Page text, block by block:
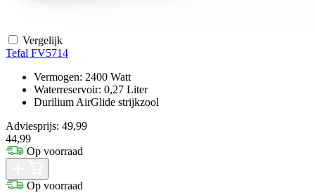
Vergelijk
Tefal FV5714
Vermogen: 2400 Watt
Waterreservoir: 0,27 Liter
Durilium AirGlide strijkzool
Adviesprijs: 49,99
44,99
Op voorraad
Op voorraad